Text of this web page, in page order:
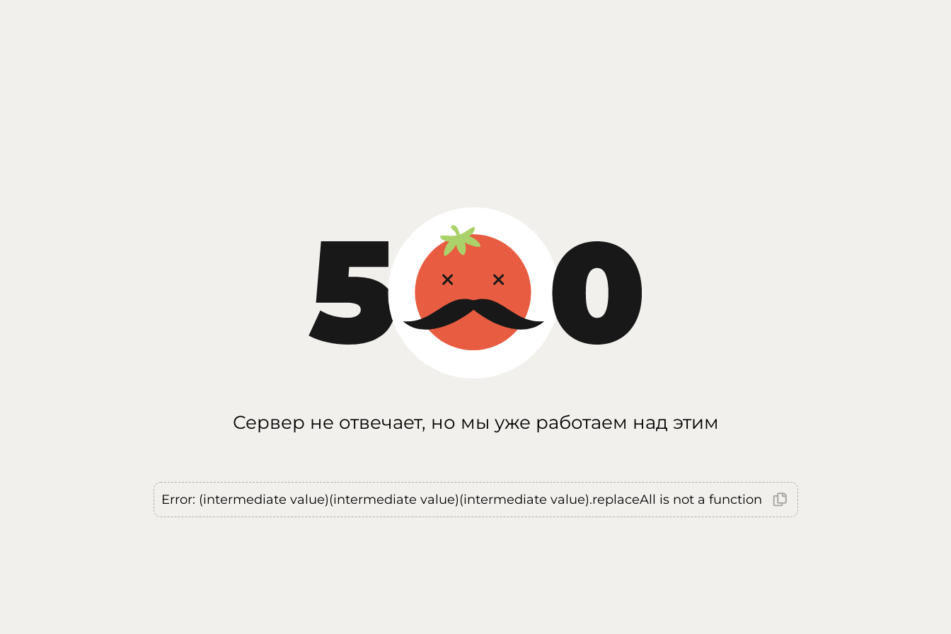
Сервер не отвечает, но мы уже работаем над этим
Error: (intermediate value)(intermediate value)(intermediate value).replaceAll is not a function